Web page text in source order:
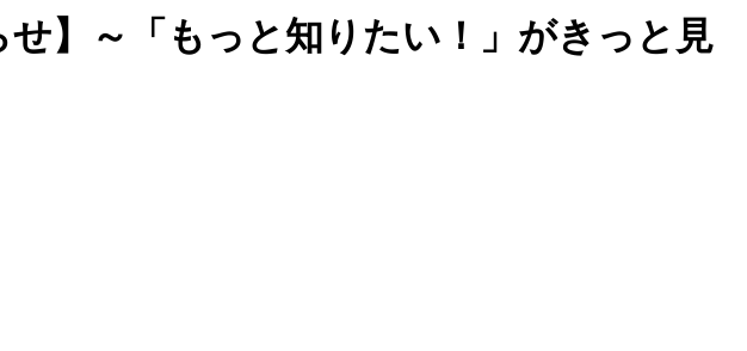
せ】～「もっと知りたい！」がきっと見